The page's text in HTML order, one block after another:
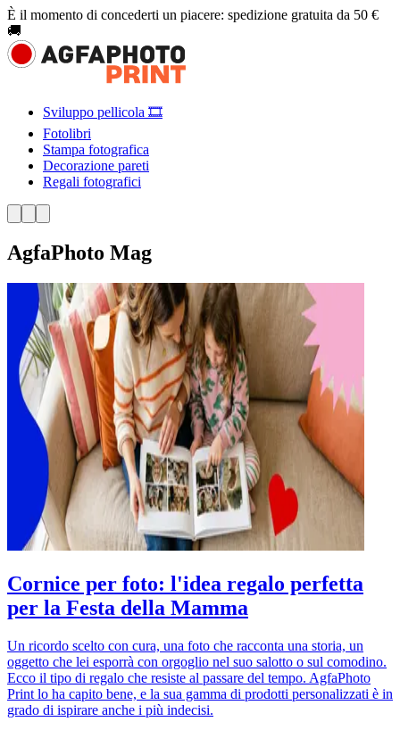
È il momento di concederti un piacere: spedizione gratuita da 50 €
🚚
Sviluppo pellicola 🎞️
Fotolibri
Stampa fotografica
Decorazione pareti
Regali fotografici
AgfaPhoto Mag
Cornice per foto: l'idea regalo perfetta
per la Festa della Mamma
Un ricordo scelto con cura, una foto che racconta una storia, un
oggetto che lei esporrà con orgoglio nel suo salotto o sul comodino.
Ecco il tipo di regalo che resiste al passare del tempo. AgfaPhoto
Print lo ha capito bene, e la sua gamma di prodotti personalizzati è in
grado di ispirare anche i più indecisi.